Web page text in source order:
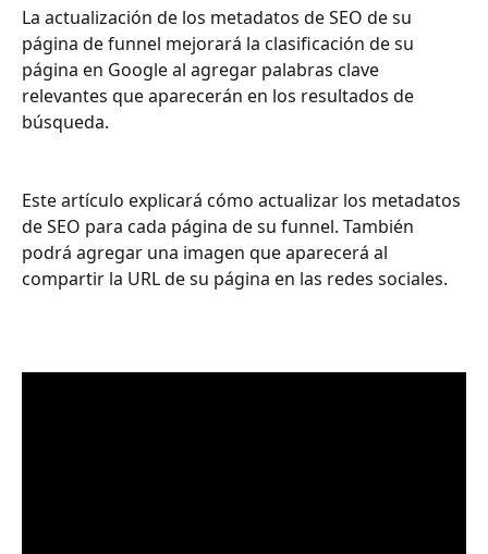
La actualización de los metadatos de SEO de su
página de funnel mejorará la clasificación de su
página en Google al agregar palabras clave
relevantes que aparecerán en los resultados de
búsqueda.
Este artículo explicará cómo actualizar los metadatos
de SEO para cada página de su funnel. También
podrá agregar una imagen que aparecerá al
compartir la URL de su página en las redes sociales.